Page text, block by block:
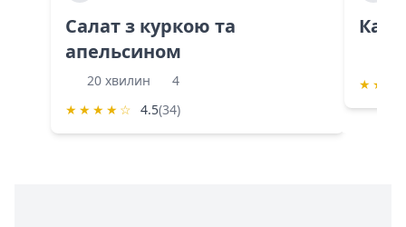
Салат з куркою та
апельсином
20 хвилин
4
★ ★ ★ ★ ☆ 4.5(34)
★ ★